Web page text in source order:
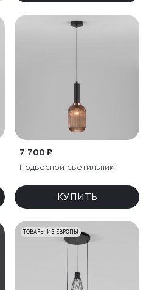
7 700 ₽
Подвесной светильник
КУПИТЬ
ТОВАРЫ ИЗ ЕВРОПЫ